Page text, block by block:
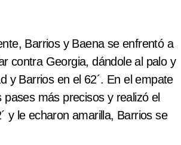
Barrios y Baena se enfrentó a
contra Georgia, dándole al palo y
y Barrios en el 62´. En el empate
más precisos y realizó el
y le echaron amarilla, Barrios se